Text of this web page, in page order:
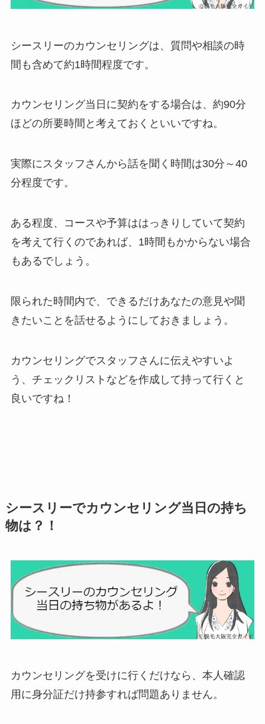
シースリーのカウンセリングは、質問や相談の時
間も含めて約1時間程度です。
カウンセリング当日に契約をする場合は、約90分
ほどの所要時間と考えておくといいですね。
実際にスタッフさんから話を聞く時間は30分～40
分程度です。
ある程度、コースや予算ははっきりしていて契約
を考えて行くのであれば、1時間もかからない場合
もあるでしょう。
限られた時間内で、できるだけあなたの意見や聞
きたいことを話せるようにしておきましょう。
カウンセリングでスタッフさんに伝えやすいよ
う、チェックリストなどを作成して持って行くと
良いですね！
シースリーでカウンセリング当日の持ち
物は？！
カウンセリングを受けに行くだけなら、本人確認
用に身分証だけ持参すれば問題ありません。